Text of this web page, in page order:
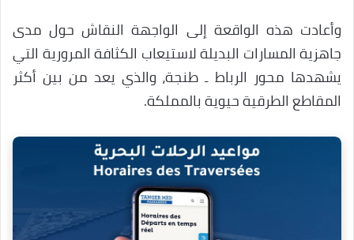
وأعادت هذه الواقعة إلى الواجهة النقاش حول مدى
جاهزية المسارات البديلة لاستيعاب الكثافة المرورية التي
يشهدها محور الرباط ـ طنجة، والذي يعد من بين أكثر
المقاطع الطرقية حيوية بالمملكة.